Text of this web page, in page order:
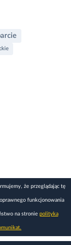
że przeglądając tę
funkcjonowania
na stronie polityka